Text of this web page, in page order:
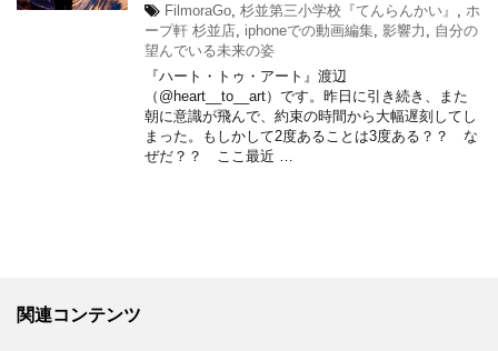
FilmoraGo 杉並第三小学校『てんらんかい』
ホ
ープ軒 杉並店 iphoneでの動画編集 影響力
自分の
望んでいる未来の姿
『ハート・トゥ・アート』渡辺
（@heart__to__art）です。昨日に引き続き、また
朝に意識が飛んで、約束の時間から大幅遅刻してし
まった。もしかして2度あることは3度ある？？ な
ぜだ？？ ここ最近 …
関連コンテンツ